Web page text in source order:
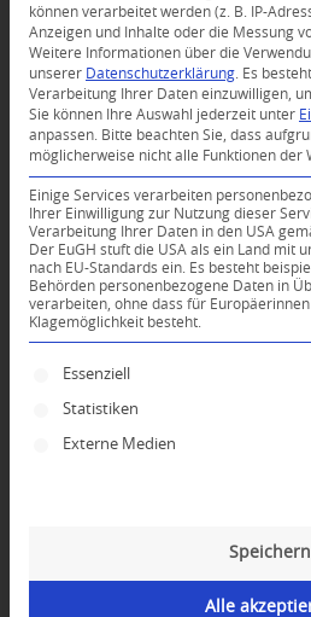
0
Dein Kommentar
An Diskussion beteiligen?
Hinterlassen Sie uns Ihren
können verarbeitet werden (z. B. IP-
Anzeigen und Inhalte oder die Messung
Weitere Informationen über die
unserer Datenschutzerklärung
Es
Verarbeitung Ihrer Daten einzuwilligen,
Sie können Ihre Auswahl jederzeit unter
anpassen.
Bitte beachten Sie, dass
möglicherweise nicht alle Funktionen der
Einige Services verarbeiten
Ihrer Einwilligung zur Nutzung dieser
Verarbeitung Ihrer Daten in den USA
Der EuGH stuft die USA als ein Land mit
nach EU-Standards ein. Es besteht
Behörden personenbezogene Daten in
verarbeiten, ohne dass für
Klagemöglichkeit besteht.
Es folgt eine Liste der
Essenziell
Statistiken
Externe Medien
Speichern
Alle